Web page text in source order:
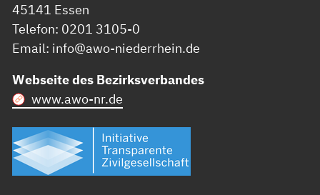
45141 Essen
Telefon: 0201 3105-0
Email: info@awo-niederrhein.de
Webseite des Bezirksverbandes
www.awo-nr.de